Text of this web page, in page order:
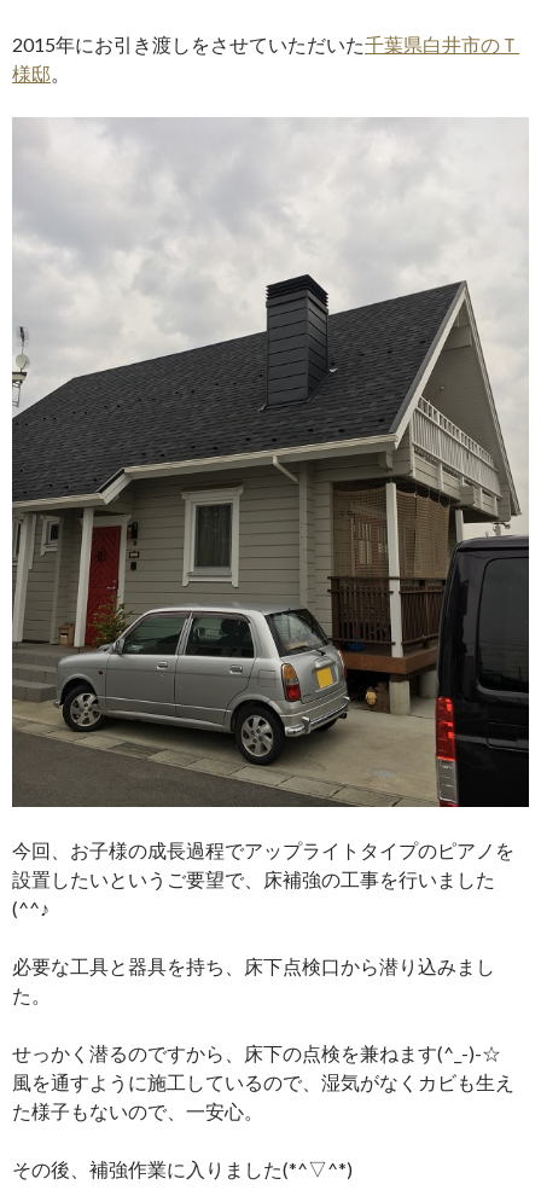
2015年にお引き渡しをさせていただいた千葉県白井市のＴ
様邸。
今回、お子様の成長過程でアップライトタイプのピアノを
設置したいというご要望で、床補強の工事を行いました
(^^♪
必要な工具と器具を持ち、床下点検口から潜り込みまし
た。
せっかく潜るのですから、床下の点検を兼ねます(^_-)-☆
風を通すように施工しているので、湿気がなくカビも生え
た様子もないので、一安心。
その後、補強作業に入りました(*^▽^*)